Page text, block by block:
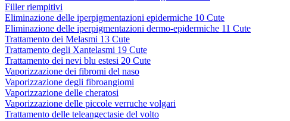
Filler riempitivi
Eliminazione delle iperpigmentazioni epidermiche 10 Cute
Eliminazione delle iperpigmentazioni dermo-epidermiche 11 Cute
Trattamento dei Melasmi 13 Cute
Trattamento degli Xantelasmi 19 Cute
Trattamento dei nevi blu estesi 20 Cute
Vaporizzazione dei fibromi del naso
Vaporizzazione degli fibroangiomi
Vaporizzazione delle cheratosi
Vaporizzazione delle piccole verruche volgari
Trattamento delle teleangectasie del volto